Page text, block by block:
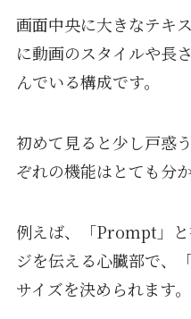
画面中央に大きなテキ
に動画のスタイルや長
んでいる構成です。
初めて見ると少し戸惑
ぞれの機能はとても分
例えば、「Prompt」
ジを伝える心臓部で、
サイズを決められます。